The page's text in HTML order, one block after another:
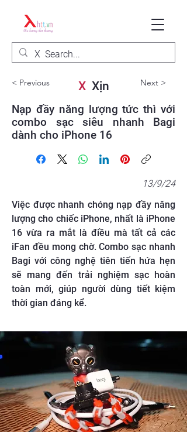
< Previous XXịn Next >
Nạp đầy năng lượng tức thì với
combo sạc siêu nhanh Bagi
dành cho iPhone 16
13/9/24
Việc được nhanh chóng nạp đầy năng
lượng cho chiếc iPhone, nhất là iPhone
16 vừa ra mắt là điều mà tất cả các
iFan đều mong chờ. Combo sạc nhanh
Bagi với công nghệ tiên tiến hứa hẹn
sẽ mang đến trải nghiệm sạc hoàn
toàn mới, giúp người dùng tiết kiệm
thời gian đáng kể.